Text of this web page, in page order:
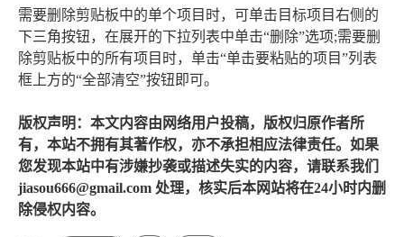
需要删除剪贴板中的单个项目时，可单击目标项目右侧的
下三角按钮，在展开的下拉列表中单击“删除”选项;需要删
除剪贴板中的所有项目时，单击“单击要粘贴的项目”列表
框上方的“全部清空”按钮即可。
版权声明：本文内容由网络用户投稿，版权归原作者所
有，本站不拥有其著作权，亦不承担相应法律责任。如果
您发现本站中有涉嫌抄袭或描述失实的内容，请联系我们
jiasou666@gmail.com 处理，核实后本网站将在24小时内删
除侵权内容。